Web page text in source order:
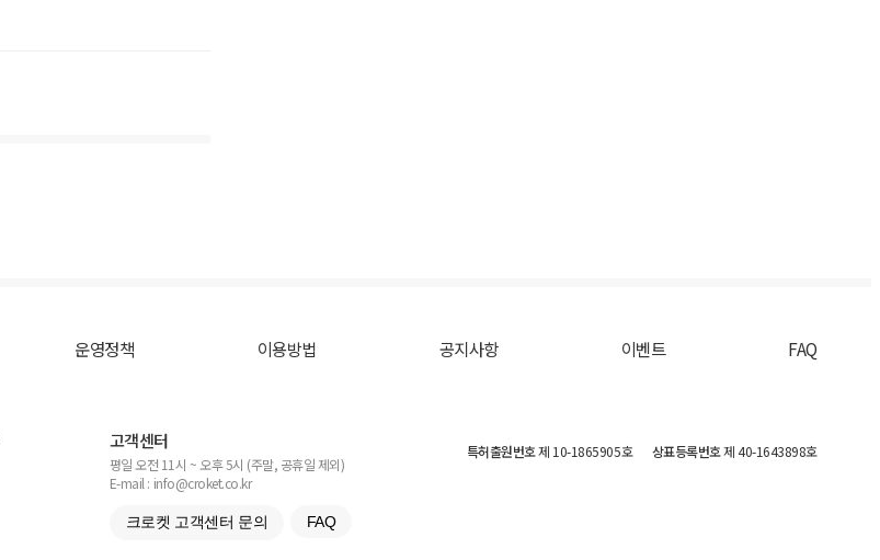
운영정책 이용방법 공지사항 이벤트 FAQ
고객센터
평일 오전 11시 ~ 오후 5시 (주말, 공휴일 제외)
E-mail : info@croket.co.kr
크로켓 고객센터 문의 FAQ
특허출원번호제 10-1865905호 상표등록번호제 40-1643898호